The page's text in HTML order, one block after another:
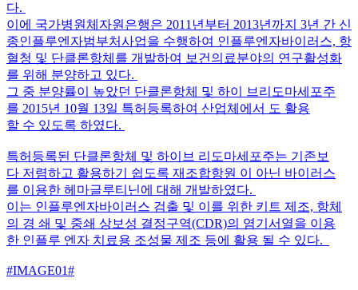
다.
이에 국가병원체자원은행은 2011년부터 2013년까지 3년 간 신
종인플루엔자범부처사업을 수행하여 인플루엔자바이러스, 항
혈청 및 단클론항체를 개발하여 보건의료분야의 연구활성화
를 위해 분양하고 있다.
그 중 분양률이 높았던 단클론항체 및 하이 브리도마세포주
를 2015년 10월 13일 특허등록하여 산업체에서 도 활용
할 수 있도록 하였다.
특허등록된 단클론항체 및 하이브 리도마세포주는 기존보
다 저렴하고 활용하기 쉽도록 재조합항원 이 아닌 바이러스
를 이용한 헤마글루티닌에 대해 개발하였다.
이는 인플루엔자바이러스 검출 및 이를 위한 키트 제조, 항체
의 경 쇄 및 중쇄 상보성 결정구역(CDR)의 염기서열을 이용
한 인플루 엔자 치료용 조성물 제조 등에 활용 될 수 있다.
#IMAGE01#